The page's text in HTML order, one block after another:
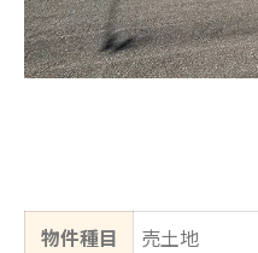
物件種目
売土地